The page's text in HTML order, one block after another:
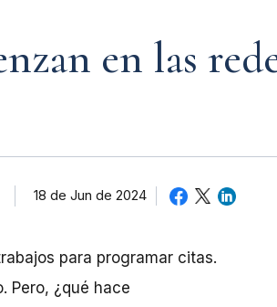
en las
18 de Jun de 2024
para programar citas.
Pero, ¿qué hace